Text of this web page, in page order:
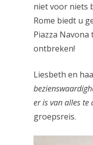
niet voor niets
Rome biedt u
Piazza
ontbreken!
Liesbeth en
er is van alles te
groepsreis.